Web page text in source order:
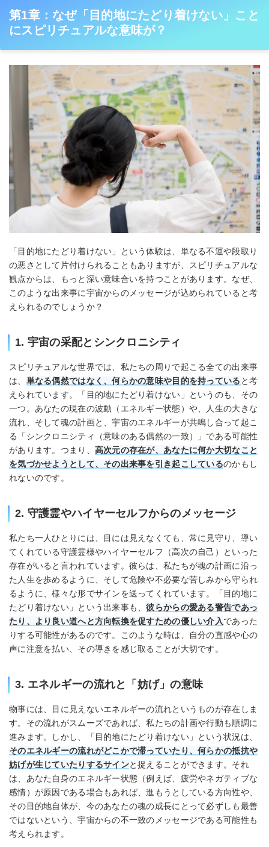
第1章：なぜ「目的地にたどり着けない」こと
にスピリチュアルな意味が？
「目的地にたどり着けない」という体験は、単なる不運や段取り
の悪さとして片付けられることもありますが、スピリチュアルな
観点からは、もっと深い意味合いを持つことがあります。なぜ、
このような出来事に宇宙からのメッセージが込められていると考
えられるのでしょうか？
1. 宇宙の采配とシンクロニシティ
スピリチュアルな世界では、私たちの周りで起こる全ての出来事
は、 単なる偶然ではなく、何らかの意味や目的を持っている と考
えられています。「目的地にたどり着けない」というのも、その
一つ。あなたの現在の波動（エネルギー状態）や、人生の大きな
流れ、そして魂の計画と、宇宙のエネルギーが共鳴し合って起こ
る「シンクロニシティ（意味のある偶然の一致）」である可能性
があります。つまり、 高次元の存在が、あなたに何か大切なこと
を気づかせようとして、その出来事を引き起こしているのかもし
れないのです。
2. 守護霊やハイヤーセルフからのメッセージ
私たち一人ひとりには、目には見えなくても、常に見守り、導い
てくれている守護霊様やハイヤーセルフ（高次の自己）といった
存在がいると言われています。彼らは、私たちが魂の計画に沿っ
た人生を歩めるように、そして危険や不必要な苦しみから守られ
るように、様々な形でサインを送ってくれています。「目的地に
たどり着けない」という出来事も、彼らからの愛ある警告であっ
たり、より良い道へと方向転換を促すための優しい介入であった
りする可能性があるのです。このような時は、自分の直感や心の
声に注意を払い、その導きを感じ取ることが大切です。
3. エネルギーの流れと「妨げ」の意味
物事には、目に見えないエネルギーの流れというものが存在しま
す。その流れがスムーズであれば、私たちの計画や行動も順調に
進みます。しかし、「目的地にたどり着けない」という状況は、
そのエネルギーの流れがどこかで滞っていたり、何らかの抵抗や
妨げが生じていたりするサインと捉えることができます。それ
は、あなた自身のエネルギー状態（例えば、疲労やネガティブな
感情）が原因である場合もあれば、進もうとしている方向性や、
その目的地自体が、今のあなたの魂の成長にとって必ずしも最善
ではないという、宇宙からの不一致のメッセージである可能性も
考えられます。